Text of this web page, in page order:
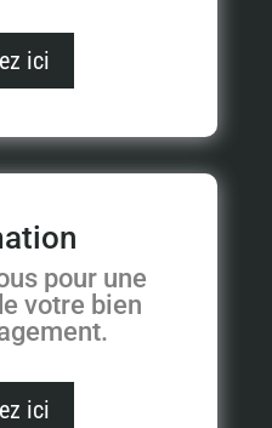
ici
pour une
votre bien
ici